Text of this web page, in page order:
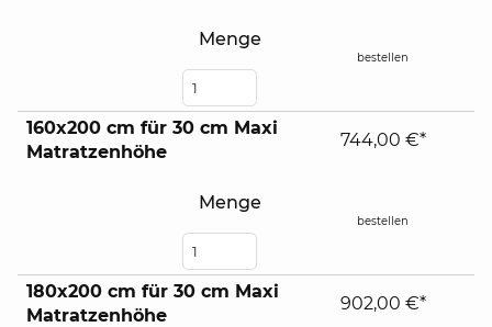
Menge
bestellen
160x200 cm für 30 cm Maxi
Matratzenhöhe
Menge
744,00 €*
bestellen
180x200 cm für 30 cm Maxi
Matratzenhöhe
902,00 €*